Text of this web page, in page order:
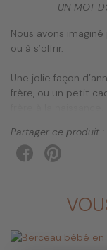
UN MOT
Nous avons
ou à s’offrir.
Une jolie façon
frère, ou un petit
traduire un
connaitre la
et bleues, sur lien
Partager ce produit :